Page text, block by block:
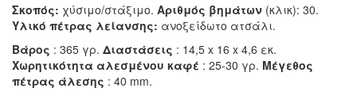
Σκοπός: χύσιμο/στάξιμο. Αριθμός βημάτων (κλικ): 30.
Υλικό πέτρας λείανσης: ανοξείδωτο ατσάλι.
Βάρος : 365 γρ. Διαστάσεις : 14,5 x 16 x 4,6 εκ.
Χωρητικότητα αλεσμένου καφέ : 25-30 γρ. Μέγεθος
πέτρας άλεσης : 40 mm.